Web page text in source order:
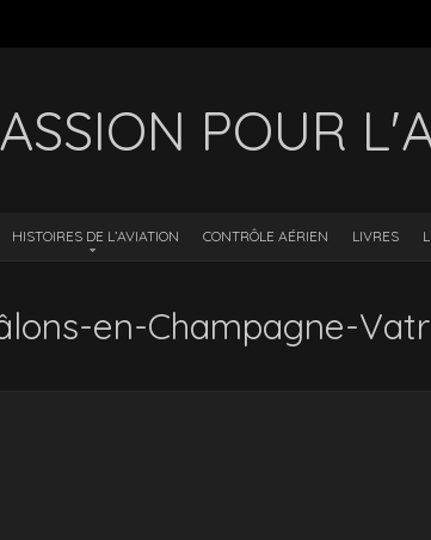
POUR
HISTOIRES DE L’AVIATION CONTRÔLE AÉRIEN LIVRES
en-Champagne-